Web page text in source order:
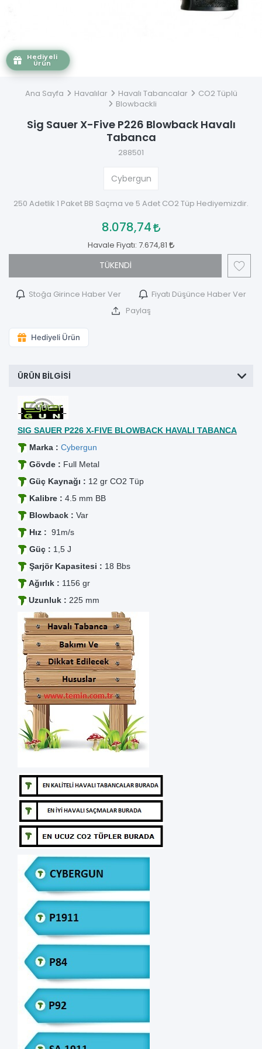
Hediyeli
Ürün
Ana Sayfa Havalılar Havalı Tabancalar
CO2 Tüplü
Blowbackli
Sig Sauer X-Five P226 Blowback Havalı
Tabanca
288501
Cybergun
250 Adetlik 1 Paket BB Saçma ve 5 Adet CO2 Tüp Hediyemizdir.
8.078,74
Havale Fiyatı: 7.674,81
TÜKENDİ
Stoğa Girince Haber Ver Fiyatı Düşünce Haber Ver
Paylaş
Hediyeli Ürün
ÜRÜN BILGISI
SIG SAUER P226 X-FIVE BLOWBACK HAVALI TABANCA
Marka : Cybergun
Gövde : Full Metal
Güç Kaynağı : 12 gr CO2 Tüp
Kalibre : 4.5 mm BB
Blowback : Var
Hız : 91m/s
Güç : 1,5 J
Şarjör Kapasitesi : 18 Bbs
Ağırlık : 1156 gr
Uzunluk : 225 mm